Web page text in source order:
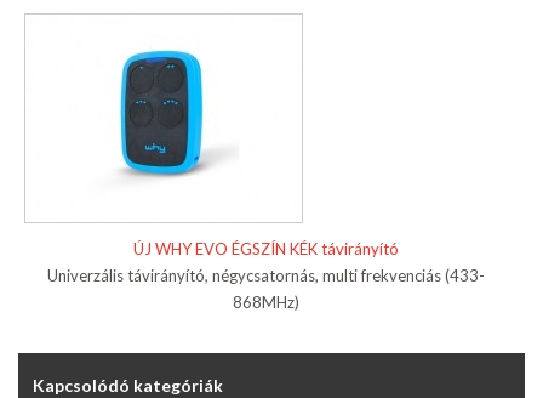
ÚJ WHY EVO ÉGSZÍN KÉK távirányító
Univerzális távirányító, négycsatornás, multi frekvenciás (433-
868MHz)
Kapcsolódó kategóriák